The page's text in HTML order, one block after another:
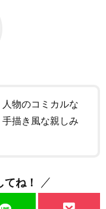
物のコミカルな
描き風な親しみ
ね！